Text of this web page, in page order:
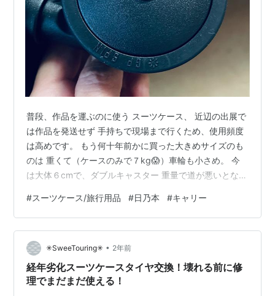
普段、作品を運ぶのに使う スーツケース、 近辺の出展で
は作品を発送せず 手持ちで現場まで行くため、使用頻度
は高めです。 もう何十年前かに買った大きめサイズのも
のは 重くて（ケースのみで７kg😱）車輪も小さめ。 今
は大体６cmで、ダブルキャスター 重量で道が悪いとなか
ものからファスナー式もあり種類が多いのですが 作品を
入れるので ●両面蓋がついてるタイプ （片面クロスバン
ドだと商品の収納が不安） ●軽め←ちょっと妥協 フレー
ムタイプ はやはり重い ●フレームタイプ （サイズが大き
いのでファスナーはホテルが狭いと蓋開けにくそう・・
後 鍵の部分…
#スーツケース/旅行用品 #日乃本 #キャリー
✳︎SweeTouring✳︎ • 2年前
経年劣化スーツケースタイヤ交換！壊れる前に修
理でまだまだ使える！